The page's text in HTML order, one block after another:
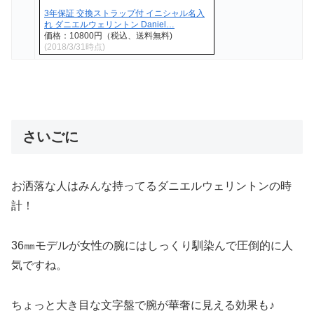
3年保証 交換ストラップ付 イニシャル名入
れ ダニエルウェリントン Daniel…
価格：10800円（税込、送料無料)
(2018/3/31時点)
さいごに
お洒落な人はみんな持ってるダニエルウェリントンの時
計！
36㎜モデルが女性の腕にはしっくり馴染んで圧倒的に人
気ですね。
ちょっと大き目な文字盤で腕が華奢に見える効果も♪